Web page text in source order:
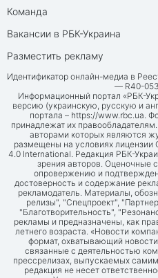
Команда
Вакансии в РБК-Украина
Разместить рекламу
Идентификатор онлайн-медиа в
— R40-
Информационный портал «РБК-
версию (украинскую, русскую и
портала – https://www.rbc.ua.
принадлежат их
авторами которых являются
размещены на условиях лицензии
4.0 International. Редакция РБК-
зрения авторов. Оценочные
опровержению и
достоверность и содержание
рекламодатель. Материалы,
релизы", "Спецпроект",
"Благотворительность",
рекламы и предназначены, как
летнего возраста. «Новости
формат, охватывающий
связанные с деятельностью
прессрелизах, выпускаемых
редакция не несет